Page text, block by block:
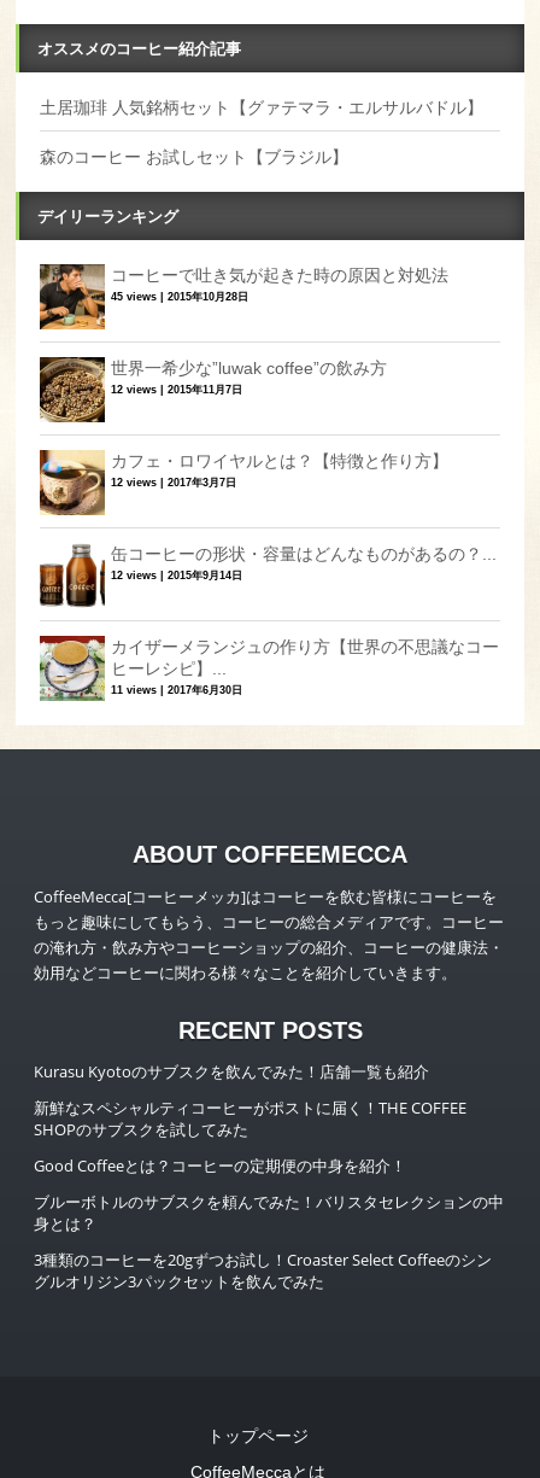
オススメのコーヒー紹介記事
土居珈琲 人気銘柄セット【グァテマラ・エルサルバドル】
森のコーヒー お試しセット【ブラジル】
デイリーランキング
コーヒーで吐き気が起きた時の原因と対処法
45 views |2015年10月28日
世界一希少な”luwak coffee”の飲み方
12 views |2015年11月7日
カフェ・ロワイヤルとは？【特徴と作り方】
12 views |2017年3月7日
缶コーヒーの形状・容量はどんなものがあるの？...
12 views |2015年9月14日
カイザーメランジュの作り方【世界の不思議なコー
ヒーレシピ】...
11 views |2017年6月30日
ABOUT COFFEEMECCA
CoffeeMecca[コーヒーメッカ]はコーヒーを飲む皆様にコーヒーを
もっと趣味にしてもらう、コーヒーの総合メディアです。コーヒー
の淹れ方・飲み方やコーヒーショップの紹介、コーヒーの健康法・
効用などコーヒーに関わる様々なことを紹介していきます。
RECENT POSTS
Kurasu Kyotoのサブスクを飲んでみた！店舗一覧も紹介
新鮮なスペシャルティコーヒーがポストに届く！THE COFFEE
SHOPのサブスクを試してみた
Good Coffeeとは？コーヒーの定期便の中身を紹介！
ブルーボトルのサブスクを頼んでみた！バリスタセレクションの中
身とは？
3種類のコーヒーを20gずつお試し！Croaster Select Coffeeのシン
グルオリジン3パックセットを飲んでみた
トップページ
CoffeeMeccaとは